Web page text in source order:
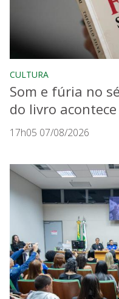
CULTURA
Som e fúria no
do livro
17h05 07/08/2026